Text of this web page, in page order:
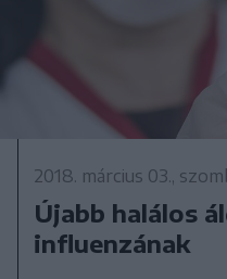
2018. március 03.,
Újabb halálos
influenzának